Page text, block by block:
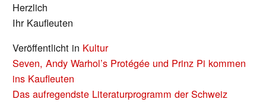
Herzlich
Ihr Kaufleuten
Veröffentlicht in Kultur
BEITRAGS-
NAVIGATION
Seven, Andy Warhol’s Protégée und Prinz Pi kommen
ins Kaufleuten
Das aufregendste Literaturprogramm der Schweiz